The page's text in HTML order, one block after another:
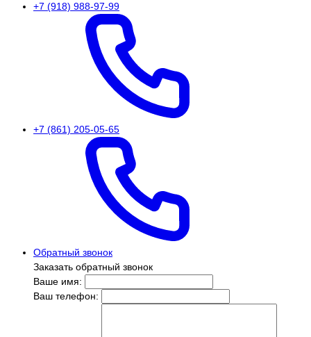
+7 (918) 988-97-99
+7 (861) 205-05-65
Обратный звонок
Заказать обратный звонок
Ваше имя:
Ваш телефон: